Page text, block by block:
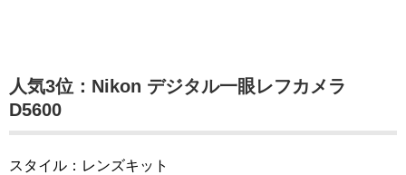
人気3位：Nikon デジタル一眼レフカメラ
D5600
スタイル：レンズキット